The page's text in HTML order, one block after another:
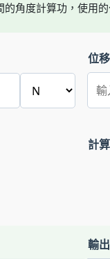
角度計算功，使用
位
計
輸